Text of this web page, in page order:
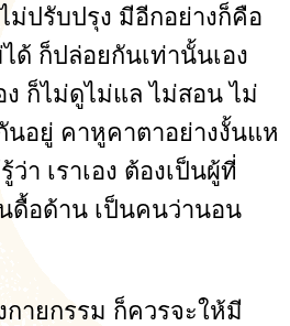
ม่ปรับปรุง มีอีกอย่างก็คือ
ด้ ก็ปล่อยกันเท่านั้นเอง
ก็ไม่ดูไม่แล ไม่สอน ไม่
นอยู่ คาหูคาตาอย่างงั้นแห
า เราเอง ต้องเป็นผู้ที่
ดื้อด้าน เป็นคนว่านอน
กายกรรม ก็ควรจะให้มี